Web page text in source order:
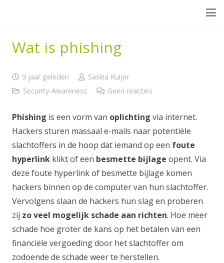
Wat is phishing
9 jaar geleden
Saskia Kuijer
Security-Awareness
Geen reacties
Phishing is een vorm van oplichting via internet.
Hackers sturen massaal e-mails naar potentiële
slachtoffers in de hoop dat iemand op een foute
hyperlink klikt of een besmette bijlage opent. Via
deze foute hyperlink of besmette bijlage komen
hackers binnen op de computer van hun slachtoffer.
Vervolgens slaan de hackers hun slag en proberen
zij zo veel mogelijk schade aan richten. Hoe meer
schade hoe groter de kans op het betalen van een
financiële vergoeding door het slachtoffer om
zodoende de schade weer te herstellen.